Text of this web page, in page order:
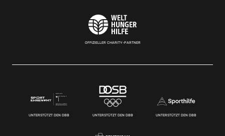
OFFIZIELLER CHARITY-PARTNER
UNTERSTÜTZT DEN DBB UNTERSTÜTZT DEN DBB UNTERSTÜTZT DEN DBB